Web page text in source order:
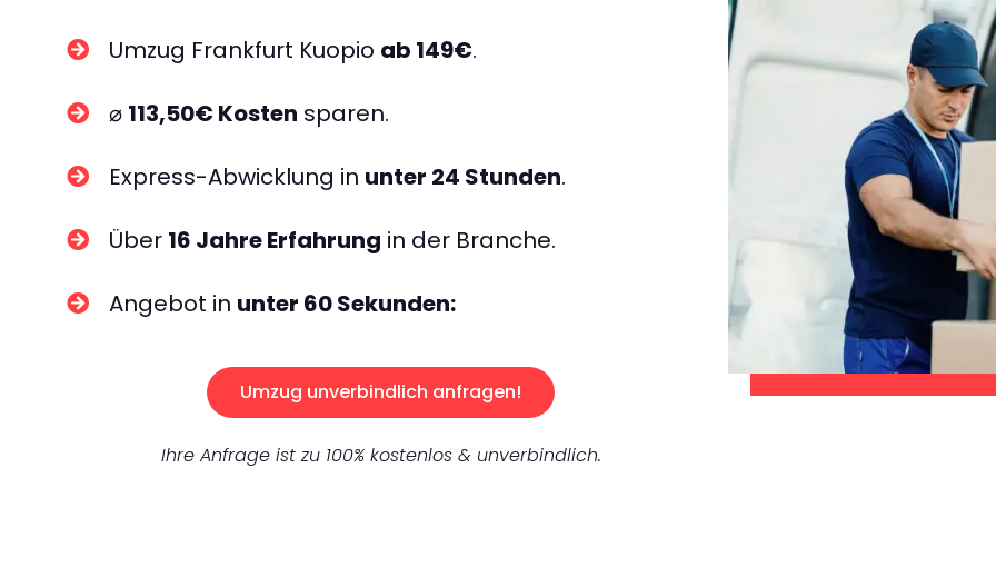
Umzug Frankfurt Kuopio ab 149€.
⌀ 113,50€ Kosten sparen.
Express-Abwicklung in unter 24 Stunden.
Über 16 Jahre Erfahrung in der Branche.
Angebot in unter 60 Sekunden:
Umzug unverbindlich anfragen!
Ihre Anfrage ist zu 100% kostenlos & unverbindlich.